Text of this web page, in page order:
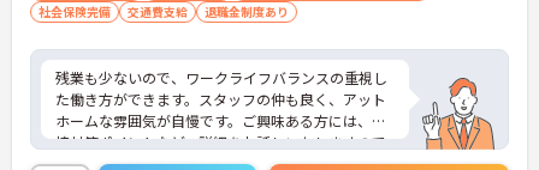
社会保険完備
交通費支給 退職金制度あり
残業も少ないので、ワークライフバランスの重視し
た働き方ができます。スタッフの仲も良く、アット
ホームな雰囲気が自慢です。ご興味ある方には、面
接対策ポイントなど、詳細をお話しいたしますので
お気軽にご相談ください。